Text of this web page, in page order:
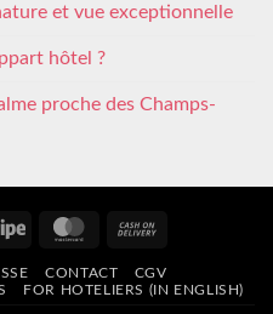
et vue exceptionnelle
hôtel ?
proche des Champs-
Stripe MasterCard
Delivery
CONTACT
CGV
FOR HOTELIERS (IN ENGLISH)